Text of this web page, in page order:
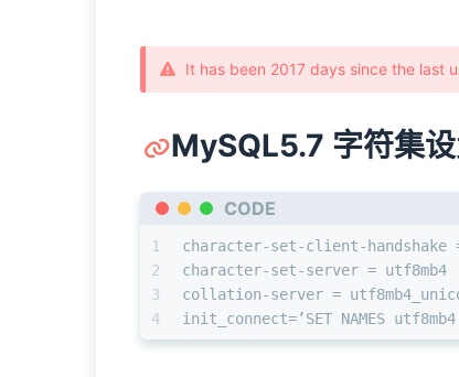
It has been 2017 days since the last
MySQL5.7 字符集
CODE
1
2
3
4
character-set-client-handshake =
character-set-server = utf8mb4
collation-server =
init_connect=’SET NAMES